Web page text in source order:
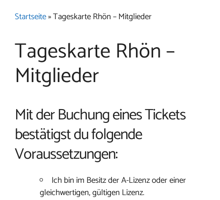
Startseite»Tageskarte Rhön – Mitglieder
Tageskarte Rhön –
Mitglieder
Mit der Buchung eines Tickets
bestätigst du folgende
Voraussetzungen:
Ich bin im Besitz der A-Lizenz oder einer
gleichwertigen, gültigen Lizenz.